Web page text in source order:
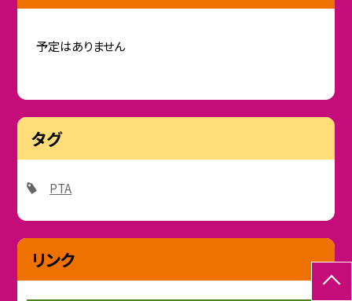
予定はありません
タグ
PTA
リンク